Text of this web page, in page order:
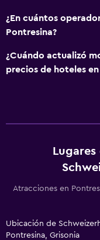
¿En cuántos
Pontresina?
¿Cuándo actualizó
precios de hoteles
Atracciones en
Ubicación de
Pontresina, Grisonia